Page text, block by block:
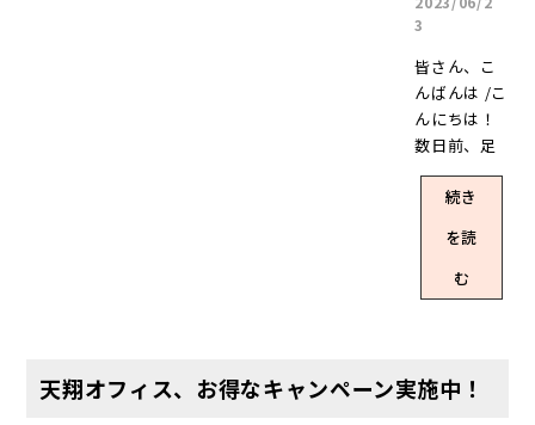
人登記もで
きる お部屋
の移動もO
K！同じオフ
ィス内はも
ちろん、天
間ならどの
部屋移動が
可能 最短利
用は【1ヶ
告(違約金も
なし) ▼格安
ルオフィス
を利用した
い方 上記に
該当するお
客様は特に
おすすめの
ます。 格安
タルオフィ
ス【天翔オ
フィス】と
オフィス】
(TENSHO O
が並び、大
学と交番も
あるため治
安も良いで
す。大通り
沿いにある
ので、オフ
ィスの前は
街灯もあり
して歩いて
フィス田町
できるレン
スをお探し
中の方 上記
に該当する
お客様は特
におすすめ
の内容にな
ります。 格
ンタルオフ
単にですが
方1人利用で
を置けるお
部屋をお探
し中の方東
京都内で利
用できる格
安個室の少
人数レンタ
をお探し中
の方 上記に
お勧めの内
3
皆さん、こ
んばんは /こ
んにちは！
数日前、足
にiPadが落
ちてきて指
いるスタッ
フYです。
……地味に
我にはお気
続き
を読
む
天翔オフィス、お得なキャンペーン実施中！